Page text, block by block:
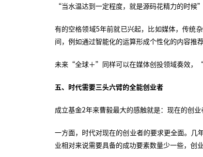
“当水温达到一定程度，就是源码花精力的时候”
有的空格领域5年前就已兴起，比如媒体，传
间，例如通过智能化的运算形成个性化的内容推
未来“全球＋”同样可以在媒体创投领域奏效，
五、时代需要三头六臂的全能创业者
成立基金2年来曹毅最大的感触就是：现在的创业
一方面，时代对现在的创业者的要求更全面。几
业相对来说需要具备的成功要素数量少一些，创